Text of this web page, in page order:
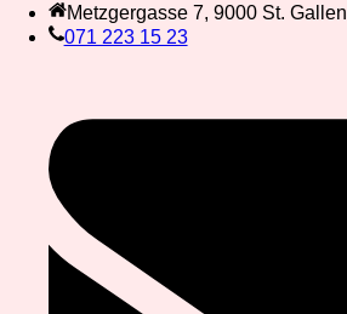
Metzgergasse 7, 9000 St. Gallen
071 223 15 23